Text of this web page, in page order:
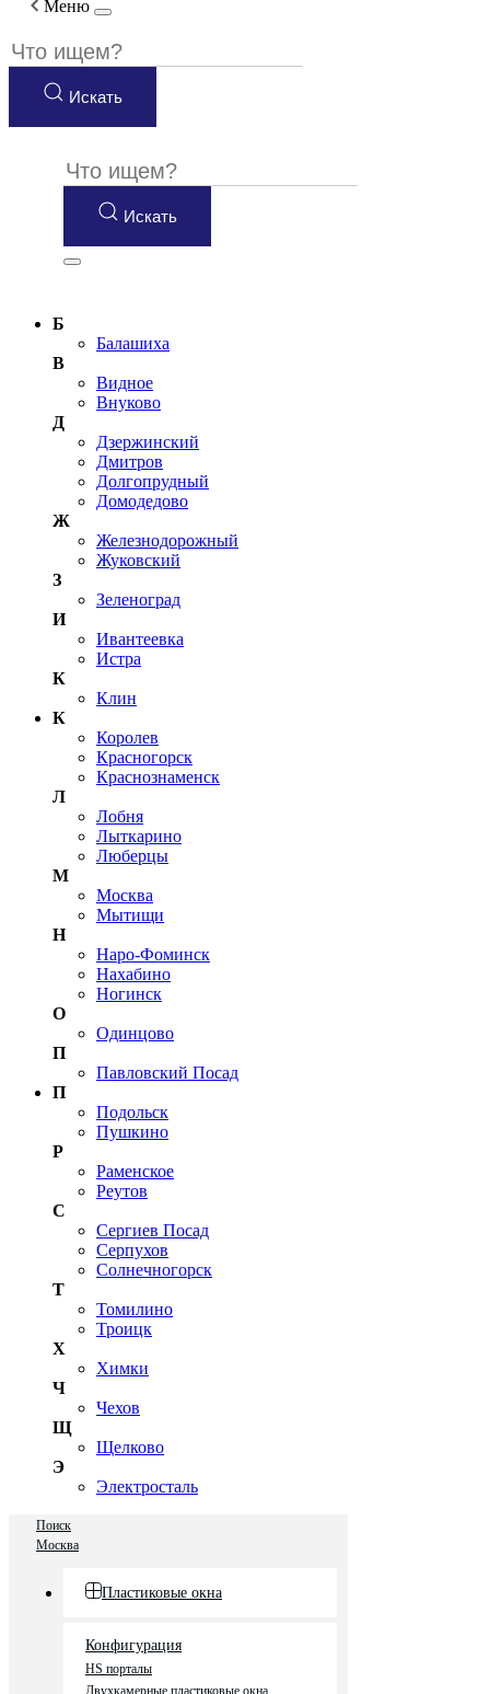
Меню
Искать
Искать
Б
Балашиха
В
Видное
Внуково
Д
Дзержинский
Дмитров
Долгопрудный
Домодедово
Ж
Железнодорожный
Жуковский
З
Зеленоград
И
Ивантеевка
Истра
К
Клин
К
Королев
Красногорск
Краснознаменск
Л
Лобня
Лыткарино
Люберцы
М
Москва
Мытищи
Н
Наро-Фоминск
Нахабино
Ногинск
О
Одинцово
П
Павловский Посад
П
Подольск
Пушкино
Р
Раменское
Реутов
С
Сергиев Посад
Серпухов
Солнечногорск
Т
Томилино
Троицк
Х
Химки
Ч
Чехов
Щ
Щелково
Э
Электросталь
Поиск
Москва
Пластиковые окна
Конфигурация
HS порталы
Двухкамерные пластиковые окна